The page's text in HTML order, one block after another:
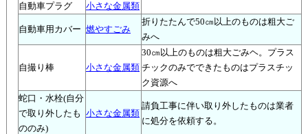
自動車プラグ
小さな金属類
自動車用カバー 燃やすごみ
折りたたんで50㎝以上のものは粗大ご
みへ
自撮り棒 小さな金属類
30㎝以上のものは粗大ごみヘ。プラス
チックのみでできたものはプラスチッ
ク資源へ
蛇口・水栓(自分
で取り外したも
ののみ)
小さな金属類
請負工事に伴い取り外したものは業者
に処分を依頼する。